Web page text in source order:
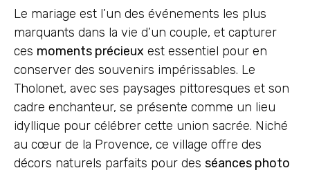
Le mariage est l’un des événements les plus
marquants dans la vie d’un couple, et capturer
ces moments précieux est essentiel pour en
conserver des souvenirs impérissables. Le
Tholonet, avec ses paysages pittoresques et son
cadre enchanteur, se présente comme un lieu
idyllique pour célébrer cette union sacrée. Niché
au cœur de la Provence, ce village offre des
décors naturels parfaits pour des séances photo